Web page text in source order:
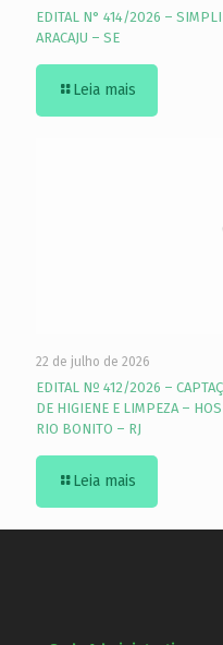
EDITAL N° 414/2026 –
ARACAJU – SE
Leia mais
22 de julho de 2026
EDITAL Nº 412/2026 –
DE HIGIENE E LIMPEZA –
RIO BONITO – RJ
Leia mais